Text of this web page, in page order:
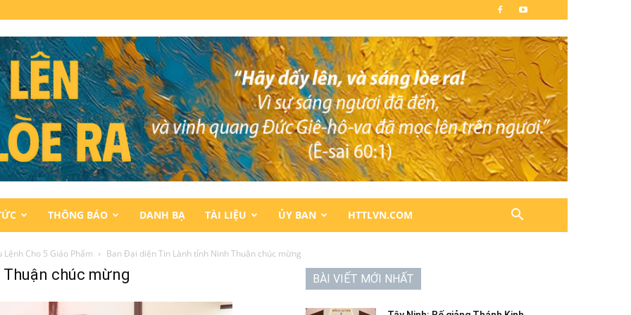
THÔNG BÁO DANH BẠ TÀI LIỆU ỦY BAN HTTLVN.COM
Lệnh Cho 5 Giáo Phẩm Ban Đại diện Tin Lành tỉnh Ninh Thuận chúc mừng
chúc mừng BÀI VIẾT MỚI NHẤT